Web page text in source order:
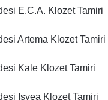
E.C.A. Klozet Tamiri
Artema Klozet Tamiri
Kale Klozet Tamiri
Isvea Klozet Tamiri